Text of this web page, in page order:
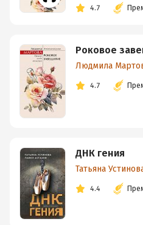
4.7
Роковое
Людмила
4.7
ДНК гения
Татьяна
4.4